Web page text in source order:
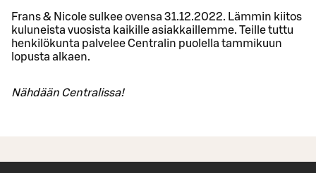
Frans & Nicole sulkee ovensa 31.12.2022. Lämmin kiitos
kuluneista vuosista kaikille asiakkaillemme. Teille tuttu
henkilökunta palvelee Centralin puolella tammikuun
lopusta alkaen.
Nähdään Centralissa!